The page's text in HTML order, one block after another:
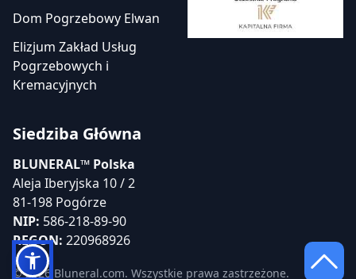
Dom Pogrzebowy Elwan
Elizjum Zakład Usług
Pogrzebowych i
Kremacyjnych
Siedziba Główna
BLUNERAL™ Polska
Aleja Iberyjska 10 / 2
81-198 Pogórze
NIP: 586-218-89-90
REGON: 220968926
© 2026 Bluneral.com. Wszystkie prawa zastrzeżone.